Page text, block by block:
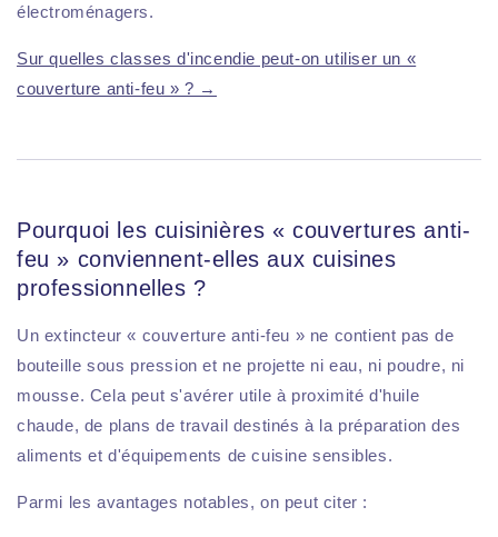
électroménagers.
Sur quelles classes d'incendie peut-on utiliser un «
couverture anti-feu » ? →
Pourquoi les cuisinières « couvertures anti-
feu » conviennent-elles aux cuisines
professionnelles ?
Un extincteur « couverture anti-feu » ne contient pas de
bouteille sous pression et ne projette ni eau, ni poudre, ni
mousse. Cela peut s'avérer utile à proximité d'huile
chaude, de plans de travail destinés à la préparation des
aliments et d'équipements de cuisine sensibles.
Parmi les avantages notables, on peut citer :